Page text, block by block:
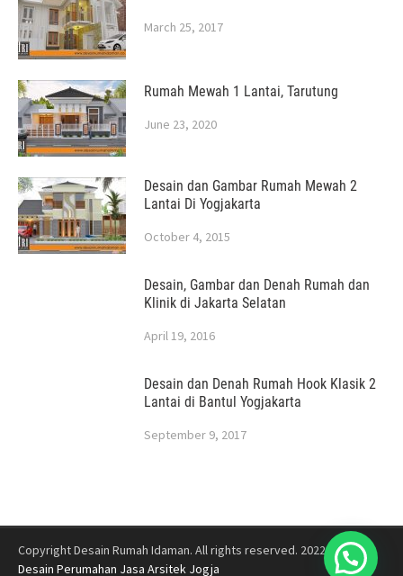
March 25, 2017
Rumah Mewah 1 Lantai, Tarutung
June 23, 2020
Desain dan Gambar Rumah Mewah 2
Lantai Di Yogjakarta
October 4, 2015
Desain, Gambar dan Denah Rumah dan
Klinik di Jakarta Selatan
April 19, 2016
Desain dan Denah Rumah Hook Klasik 2
Lantai di Bantul Yogjakarta
September 9, 2017
Copyright Desain Rumah Idaman. All rights reserved. 2022 Jasa
Desain Perumahan Jasa Arsitek Jogja